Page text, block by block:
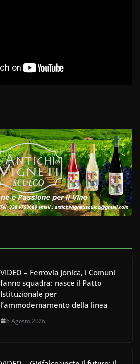
VIDEO – Ferrovia Jonica, i Comuni
fanno squadra: nasce il Patto
Istituzionale per
l’ammodernamento della linea
6 Agosto 2026